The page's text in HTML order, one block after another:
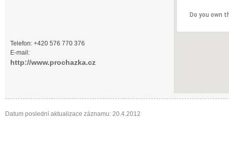
Telefon: +420 576 770 376
E-mail:
http://www.prochazka.cz
Do you own
Datum poslední aktualizace záznamu: 20.4.2012